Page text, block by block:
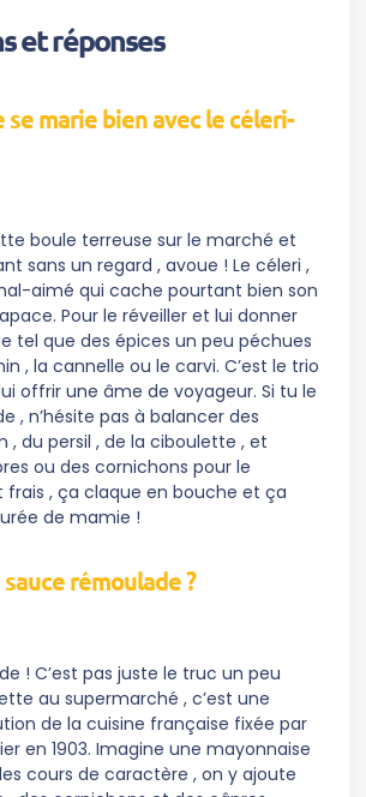
et réponses
se marie bien avec le céleri-
boule terreuse sur le marché et
sans un regard , avoue ! Le céleri ,
aimé qui cache pourtant bien son
Pour le réveiller et lui donner
tel que des épices un peu péchues
, la cannelle ou le carvi. C’est le trio
offrir une âme de voyageur. Si tu le
, n’hésite pas à balancer des
, du persil , de la ciboulette , et
ou des cornichons pour le
frais , ça claque en bouche et ça
de mamie !
sauce rémoulade ?
! C’est pas juste le truc un peu
au supermarché , c’est une
de la cuisine française fixée par
en 1903. Imagine une mayonnaise
cours de caractère , on y ajoute